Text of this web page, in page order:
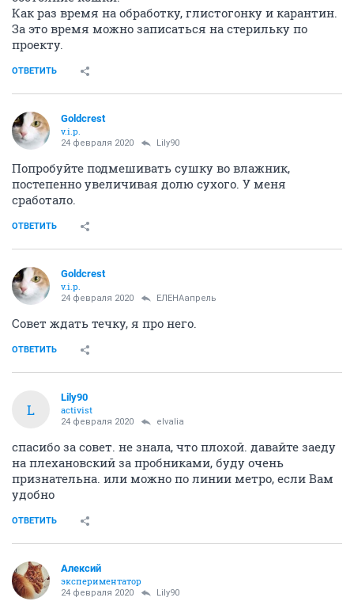
Как раз время на обработку, глистогонку и карантин.
За это время можно записаться на стерильку по
проекту.
ОТВЕТИТЬ
Goldcrest
v.i.p.
24 февраля 2020 Lily90
Попробуйте подмешивать сушку во влажник,
постепенно увеличивая долю сухого. У меня
сработало.
ОТВЕТИТЬ
Goldcrest
v.i.p.
24 февраля 2020 ЕЛЕНАапрель
Совет ждать течку, я про него.
ОТВЕТИТЬ
L
Lily90
activist
24 февраля 2020 elvalia
спасибо за совет. не знала, что плохой. давайте заеду
на плехановский за пробниками, буду очень
признательна. или можно по линии метро, если Вам
удобно
ОТВЕТИТЬ
Алексий
экспериментатор
24 февраля 2020 Lily90